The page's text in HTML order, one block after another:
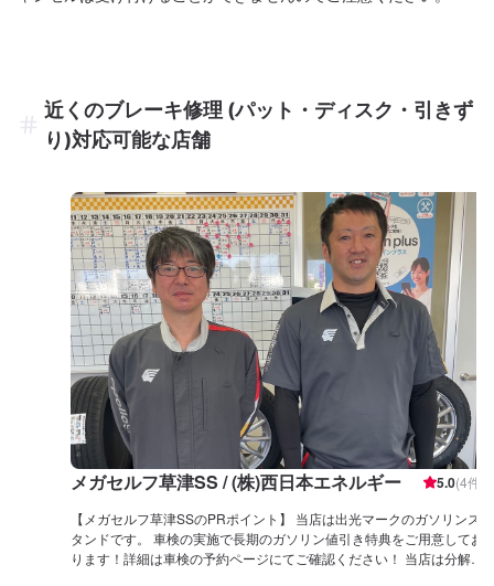
近くのブレーキ修理 (パット・ディスク・引きず
り)対応可能な店舗
メガセルフ草津SS / (株)西日本エネルギー 5.0(4件)
【メガセルフ草津SSのPRポイント】 当店は出光マークのガソリンス
タンドです。 車検の実施で長期のガソリン値引き特典をご用意してお
ります！詳細は車検の予約ページにてご確認ください！ 当店は分解整